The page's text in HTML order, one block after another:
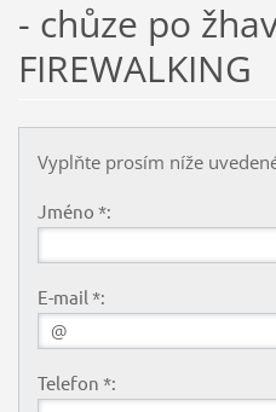
- chůze po
FIREWALKING
Vyplňte prosím níže
Jméno *:
E-mail *:
Telefon *: